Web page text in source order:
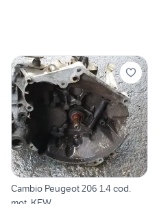
Cambio Peugeot 206 1.4 cod.